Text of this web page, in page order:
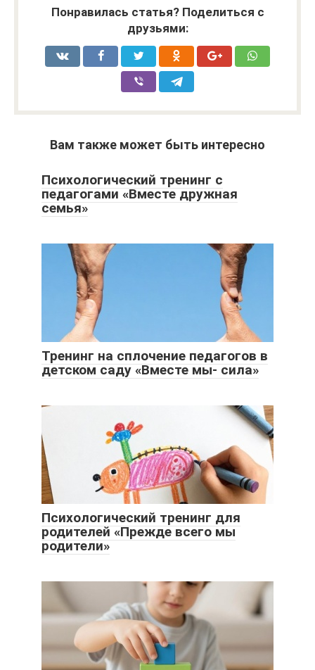
Понравилась статья? Поделиться с
друзьями:
Вам также может быть интересно
Психологический тренинг с
педагогами «Вместе дружная
семья»
Тренинг на сплочение педагогов в
детском саду «Вместе мы- сила»
Психологический тренинг для
родителей «Прежде всего мы
родители»